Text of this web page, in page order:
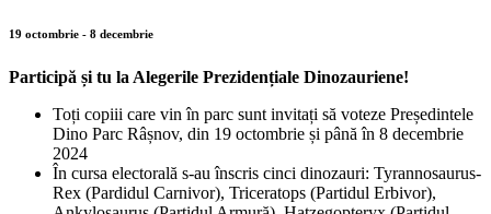
19 octombrie - 8 decembrie
Participă și tu la Alegerile Prezidențiale Dinozauriene!
Toți copiii care vin în parc sunt invitați să voteze Președintele
Dino Parc Râșnov, din 19 octombrie și până în 8 decembrie
2024
În cursa electorală s-au înscris cinci dinozauri: Tyrannosaurus-
Rex (Pardidul Carnivor), Triceratops (Partidul Erbivor),